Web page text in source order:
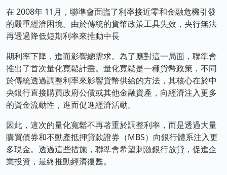
在 2008年 11月，聯準會面臨了利率接近零和金融危機引發
的嚴重經濟困境。由於傳統的貨幣政策工具失效，央行無法
再透過降低短期利率來推動中長
期利率下降，進而影響總需求。為了應對這一局面，聯準會
推出了首次量化寬鬆計畫。量化寬鬆是一種貨幣政策，不同
於傳統透過調整利率來影響貨幣供給的方法，其核心在於中
央銀行直接購買政府公債或其他金融資產，向經濟注入更多
的資金流動性，進而促進經濟活動。
因此，這次的量化寬鬆不再著重於調整利率，而是透過大量
購買債券和不動產抵押貸款證券（MBS）向銀行體系注入更
多現金。透過這些措施，聯準會希望刺激銀行放貸，促進企
業投資，最終推動經濟復甦。